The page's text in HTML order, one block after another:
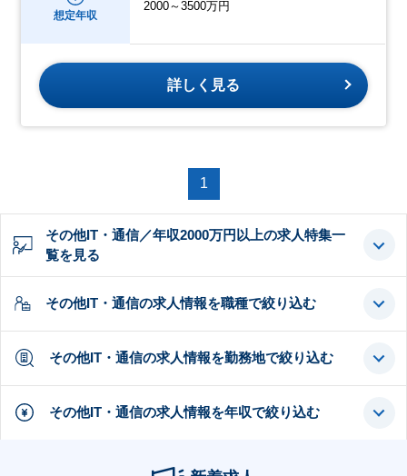
想定年収
2000～3500万円
詳しく見る
1
その他IT・通信／年収2000万円以上の求人特集一
覧を見る
その他IT・通信の求人情報を職種で絞り込む
その他IT・通信の求人情報を勤務地で絞り込む
その他IT・通信の求人情報を年収で絞り込む